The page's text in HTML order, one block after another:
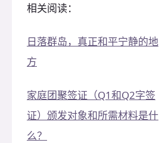
相关阅读：
日落群岛，真正和平宁静的地
方
家庭团聚签证（Q1和Q2字签
证）颁发对象和所需材料是什
么？